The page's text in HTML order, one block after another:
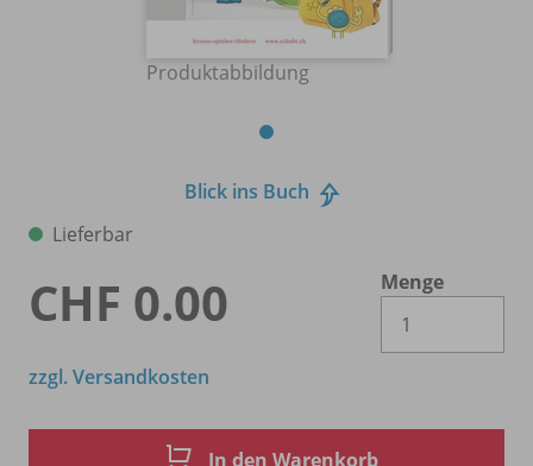
Produktabbildung
Blick ins Buch
Lieferbar
CHF 0.00
Menge
zzgl. Versandkosten
In den Warenkorb